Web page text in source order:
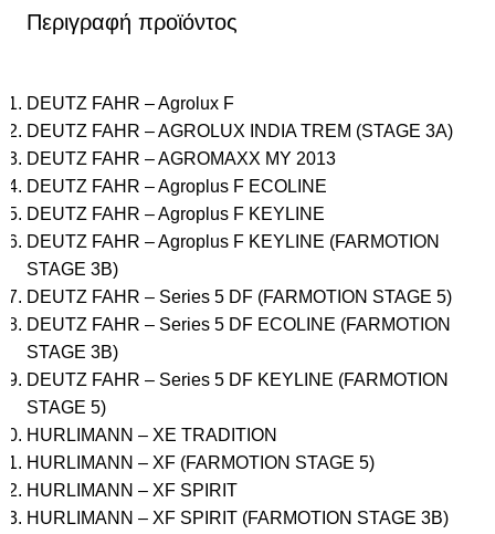
Περιγραφή προϊόντος
DEUTZ FAHR – Agrolux F
DEUTZ FAHR – AGROLUX INDIA TREM (STAGE 3A)
DEUTZ FAHR – AGROMAXX MY 2013
DEUTZ FAHR – Agroplus F ECOLINE
DEUTZ FAHR – Agroplus F KEYLINE
DEUTZ FAHR – Agroplus F KEYLINE (FARMOTION
STAGE 3B)
DEUTZ FAHR – Series 5 DF (FARMOTION STAGE 5)
DEUTZ FAHR – Series 5 DF ECOLINE (FARMOTION
STAGE 3B)
DEUTZ FAHR – Series 5 DF KEYLINE (FARMOTION
STAGE 5)
HURLIMANN – XE TRADITION
HURLIMANN – XF (FARMOTION STAGE 5)
HURLIMANN – XF SPIRIT
HURLIMANN – XF SPIRIT (FARMOTION STAGE 3B)